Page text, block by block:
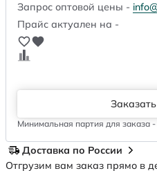
Запрос оптовой цены -
Прайс актуален на -
Минимальная партия для заказа
Доставка по России
Отгрузим вам заказ прямо в